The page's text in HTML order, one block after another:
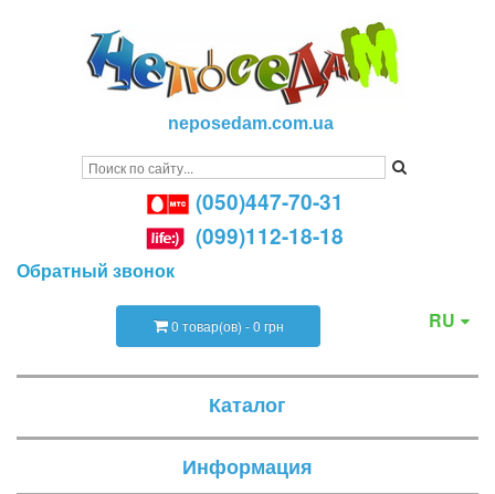
neposedam.com.ua
(050)447-70-31
(099)112-18-18
Обратный звонок
RU
0 товар(ов) - 0 грн
Каталог
Информация